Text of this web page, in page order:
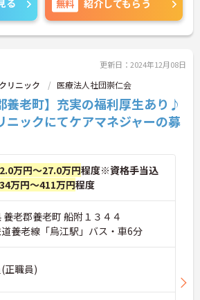
る 無料 紹介してもらう
更新日：2024年12月08日
リニック 医療法人社団崇仁会
養老町】充実の福利厚生あり♪
ニックにてケアマネジャーの募
万円～27.0万円程度※資格手当込
万円～411万円程度
養老郡養老町 船附１３４４
養老線「烏江駅」バス・車6分
正職員)